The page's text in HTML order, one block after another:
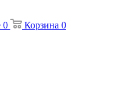
0 Корзина 0